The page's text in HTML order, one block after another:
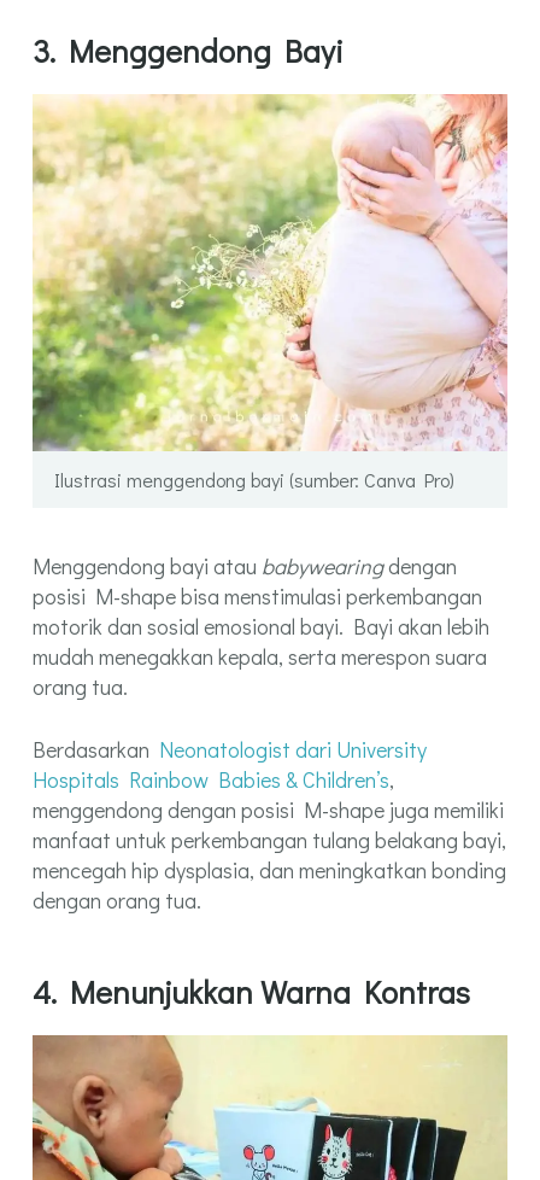
3. Menggendong Bayi
Ilustrasi menggendong bayi (sumber: Canva Pro)
Menggendong bayi atau babywearingdengan
posisi M-shape bisa menstimulasi perkembangan
motorik dan sosial emosional bayi. Bayi akan lebih
mudah menegakkan kepala, serta merespon suara
orang tua.
Berdasarkan Neonatologist dari University
Hospitals Rainbow Babies & Children’s,
menggendong dengan posisi M-shape juga memiliki
manfaat untuk perkembangan tulang belakang bayi,
mencegah hip dysplasia, dan meningkatkan bonding
dengan orang tua.
4. Menunjukkan Warna Kontras